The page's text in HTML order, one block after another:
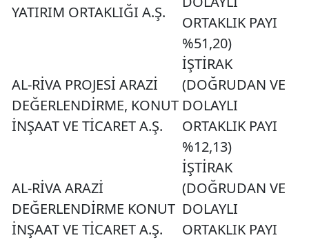
YATIRIM ORTAKLIĞI A.Ş.
ORTAKLIK PAYI
%51,20)
AL-RİVA PROJESİ ARAZİ
DEĞERLENDİRME, KONUT
İNŞAAT VE TİCARET A.Ş.
İŞTİRAK
(DOĞRUDAN VE
DOLAYLI
ORTAKLIK PAYI
%12,13)
AL-RİVA ARAZİ
DEĞERLENDİRME KONUT
İNŞAAT VE TİCARET A.Ş.
İŞTİRAK
(DOĞRUDAN VE
DOLAYLI
ORTAKLIK PAYI